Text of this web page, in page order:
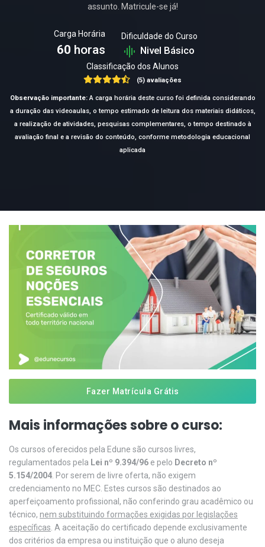
assunto. Matricule-se já!
Carga Horária
60 horas
Dificuldade do Curso
Nivel Básico
Classificação dos Alunos
(5) avaliações
Observação importante:A carga horária deste curso foi definida considerando
a duração das videoaulas, o tempo estimado de leitura dos materiais didáticos,
a realização de atividades, pesquisas complementares, o tempo destinado à
avaliação final e a revisão do conteúdo, conforme metodologia educacional
aplicada
Fazer Matrícula Grátis
Mais informações sobre o curso:
Os cursos oferecidos pela Edune são cursos livres,
regulamentados pela Lei nº 9.394/96 e pelo Decreto nº
5.154/2004 . Por serem de livre oferta, não exigem
credenciamento no MEC. Estes cursos são destinados ao
aperfeiçoamento profissional, não conferindo grau acadêmico ou
técnico, nem substituindo formações exigidas por legislações
específicas . A aceitação do certificado depende exclusivamente
dos critérios da empresa ou instituição que o aluno deseja